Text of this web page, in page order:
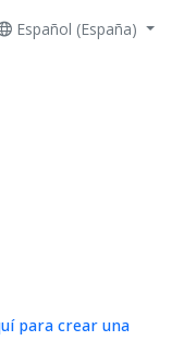
Español (España)
para crear una